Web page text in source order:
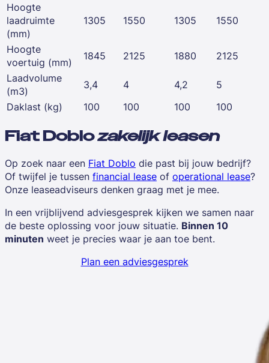
Hoogte
laadruimte
(mm)
1305 1550 1305 1550
Hoogte
voertuig (mm)
1845 2125 1880
2125
Laadvolume
(m3)
3,4 4 4,2
5
Daklast (kg)
100 100 100 100
Fiat Doblozakelijk leasen
Op zoek naar een Fiat Doblo die past bij jouw bedrijf?
Of twijfel je tussen financial lease of operational lease?
Onze leaseadviseurs denken graag met je mee.
In een vrijblijvend adviesgesprek kijken we samen naar
de beste oplossing voor jouw situatie. Binnen 10
minuten weet je precies waar je aan toe bent.
Plan een adviesgesprek